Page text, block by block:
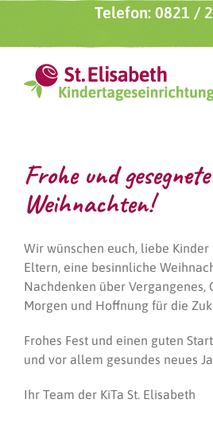
springen
Telefon: 0821 /
Frohe und gesegnete
Weihnachten!
Wir wünschen euch, liebe
Eltern, eine besinnliche
Nachdenken über Vergangenes,
Morgen und Hoffnung für die
Frohes Fest und einen guten
und vor allem gesundes neues
Ihr Team der KiTa St. Elisabeth